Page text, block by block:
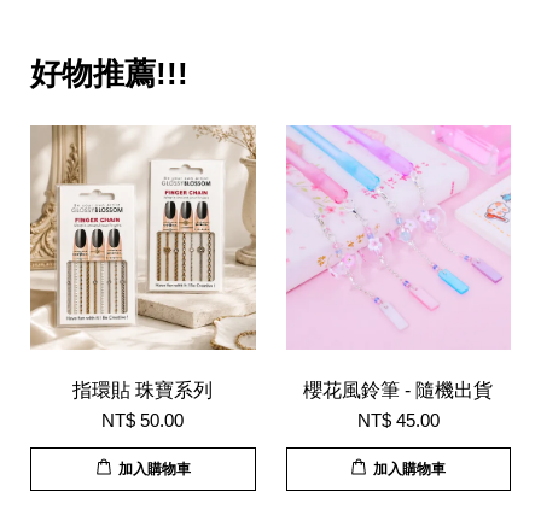
好物推薦!!!
指環貼 珠寶系列
NT$ 50.00
加入購物車
櫻花風鈴筆 - 隨機出貨
NT$ 45.00
加入購物車